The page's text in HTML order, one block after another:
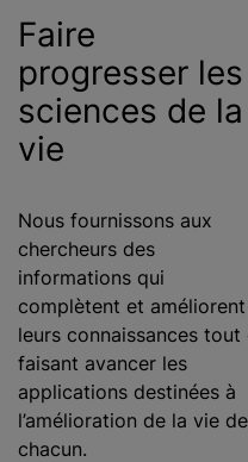
Faire
progresser les
sciences de la
vie
Nous fournissons aux
chercheurs des
informations qui
complètent et améliorent
leurs connaissances tout
faisant avancer les
applications destinées à
l’amélioration de la vie de
chacun.